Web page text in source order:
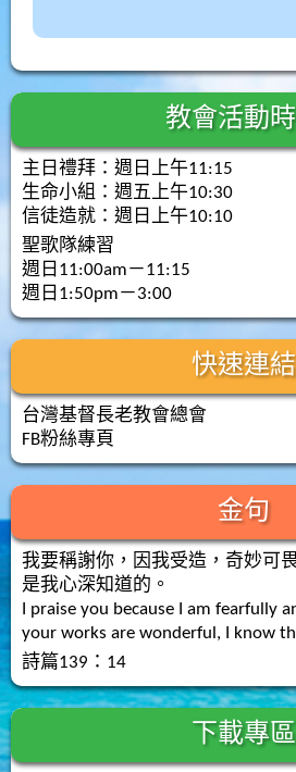
教會活動
主日禮拜：週日上午11:15
生命小組：週五上午10:30
信徒造就：週日上午10:10
聖歌隊練習
週日11:00am－11:15
週日1:50pm－3:00
快速連結
台灣基督長老教會總會
FB粉絲專頁
金句
我要稱謝你，因我受造，奇妙可
是我心深知道的。
I praise you because I am fearfully
your works are wonderful, I know
詩篇139：14
下載專區